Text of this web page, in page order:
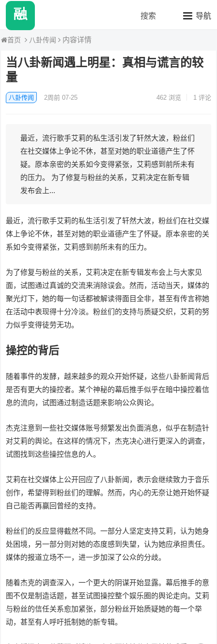
导航
搜索
首页 八卦传闻 内容详情
当八卦新闻遇上明星：真相与谎言的较
量
八卦传闻 2周前 07-25 462浏览 1 评论
最近，流行歌手艾莉的私生活引发了轩然大波，粉丝们
在社交媒体上争论不休，甚至对她的职业道德产生了怀
疑。原本亲密的关系如今变得紧张，艾莉感到前所未有
的压力。 为了修复与粉丝的关系，艾莉决定在新专辑
发布会上...
最近，流行歌手艾莉的私生活引发了轩然大波，粉丝们在社交媒
体上争论不休，甚至对她的职业道德产生了怀疑。原本亲密的关
系如今变得紧张，艾莉感到前所未有的压力。
为了修复与粉丝的关系，艾莉决定在新专辑发布会上与大家见
面，试图通过真诚的交流来消除误会。然而，活动当天，媒体的
聚光灯下，她的每一句话都被解读得面目全非，甚至有传言称她
在活动中表现得十分冷淡。粉丝们的支持与质疑交织，艾莉的努
力似乎变得徒劳无功。
操控的背后
随着事件的发酵，越来越多的观众开始怀疑，这些八卦新闻背后
是否有更大的操控者。某个神秘的幕后推手似乎在暗中操控着信
息的流向，试图通过制造话题来影响公众舆论。
杰克注意到一些社交媒体账号频繁发出负面消息，似乎在制造针
对艾莉的舆论。在这样的情况下，杰克决心进行更深入的调查，
试图找到这些操控信息的人。
艾莉在社交媒体上公开回应了八卦新闻，表示会继续致力于音乐
创作，希望得到粉丝们的理解。然而，内心的无奈让她开始怀疑
自己能否再赢回曾经的支持。
粉丝们的反应显得截然不同。一部分人坚定支持艾莉，认为她身
处困境，另一部分则对她的态度感到失望，认为她应承担责任。
媒体的报道立场不一，进一步加深了公众的分歧。
随着杰克的调查深入，一个更大的阴谋开始显露。幕后推手的意
图不仅是制造话题，甚至试图操控整个娱乐圈的舆论走向。艾莉
与粉丝的信任关系愈加紧张，部分粉丝开始质疑她的每一个举
动，甚至有人呼吁抵制她的新专辑。